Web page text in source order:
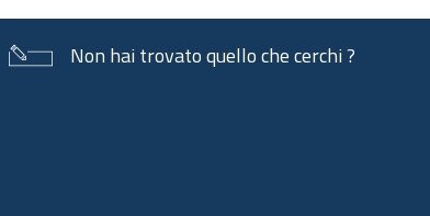
Non hai trovato quello che cerchi ?